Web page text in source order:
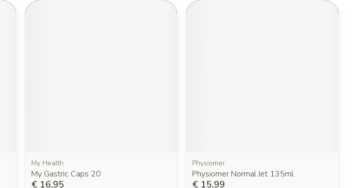
My Health
My Gastric Caps 20
€ 16,95
Physiomer
Physiomer Normal Jet 135ml
€ 15,99